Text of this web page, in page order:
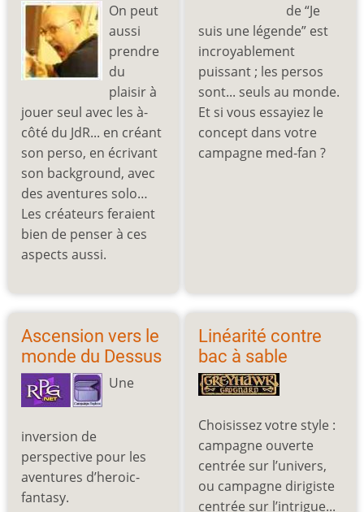
On peut
aussi
prendre
du
plaisir à
jouer seul avec les à-
côté du JdR... en créant
son perso, en écrivant
son background, avec
des aventures solo…
Les créateurs feraient
bien de penser à ces
aspects aussi.
de “Je
suis une légende” est
incroyablement
puissant ; les persos
sont... seuls au monde.
Et si vous essayiez le
concept dans votre
campagne med-fan ?
Ascension vers le
monde du Dessus
Une
inversion de
perspective pour les
aventures d’heroic-
fantasy.
Linéarité contre
bac à sable
Choisissez votre style :
campagne ouverte
centrée sur l’univers,
ou campagne dirigiste
centrée sur l’intrigue...